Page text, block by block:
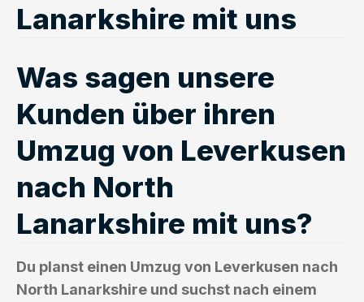
Lanarkshire mit uns
Was sagen unsere
Kunden über ihren
Umzug von Leverkusen
nach North
Lanarkshire mit uns?
Du planst einen Umzug von Leverkusen nach
North Lanarkshire und suchst nach einem